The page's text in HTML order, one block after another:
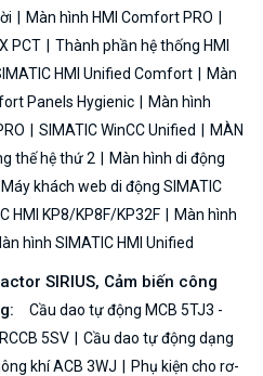
Màn hình HMI Comfort PRO
PCT
Thành phần hệ thống HMI
HMI Unified Comfort
Màn
Panels Hygienic
Màn hình
SIMATIC WinCC Unified
MÀN
thế hệ thứ 2
Màn hình di động
Máy khách web di động SIMATIC
HMI KP8/KP8F/KP32F
Màn hình
hình SIMATIC HMI Unified
SIRIUS, Cảm biến công
Cầu dao tự động MCB 5TJ3 -
5SV
Cầu dao tự động dạng
khí ACB 3WJ
Phụ kiện cho rơ-